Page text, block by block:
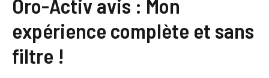
Oro-Activ avis : Mon
expérience complète et sans
filtre !